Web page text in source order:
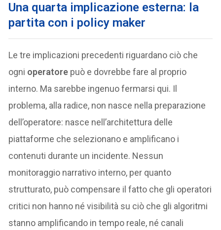
Una quarta implicazione esterna: la
partita con i policy maker
Le tre implicazioni precedenti riguardano ciò che
ogni operatore può e dovrebbe fare al proprio
interno. Ma sarebbe ingenuo fermarsi qui. Il
problema, alla radice, non nasce nella preparazione
dell’operatore: nasce nell’architettura delle
piattaforme che selezionano e amplificano i
contenuti durante un incidente. Nessun
monitoraggio narrativo interno, per quanto
strutturato, può compensare il fatto che gli operatori
critici non hanno né visibilità su ciò che gli algoritmi
stanno amplificando in tempo reale, né canali